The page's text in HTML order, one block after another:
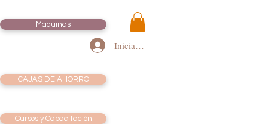
Maquinas
Iniciar sesión
CAJAS DE AHORRO
Cursos y Capacitación